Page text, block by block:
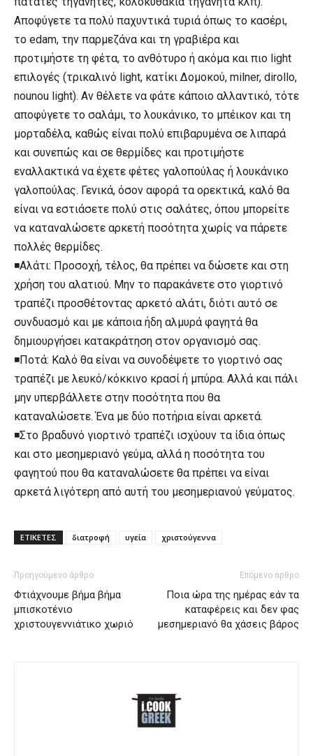
Αποφύγετε τα πολύ παχυντικά τυριά όπως το κασέρι,
το edam, την παρμεζάνα και τη γραβιέρα και
προτιμήστε τη φέτα, το ανθότυρο ή ακόμα και πιο light
επιλογές (τρικαλινό light, κατίκι Δομοκού, milner, dirollo,
nounou light). Αν θέλετε να φάτε κάποιο αλλαντικό, τότε
αποφύγετε το σαλάμι, το λουκάνικο, το μπέικον και τη
μορταδέλα, καθώς είναι πολύ επιβαρυμένα σε λιπαρά
και συνεπώς και σε θερμίδες και προτιμήστε
εναλλακτικά να έχετε φέτες γαλοπούλας ή λουκάνικο
γαλοπούλας. Γενικά, όσον αφορά τα ορεκτικά, καλό θα
είναι να εστιάσετε πολύ στις σαλάτες, όπου μπορείτε
να καταναλώσετε αρκετή ποσότητα χωρίς να πάρετε
πολλές θερμίδες.
◾Αλάτι: Προσοχή, τέλος, θα πρέπει να δώσετε και στη
χρήση του αλατιού. Μην το παρακάνετε στο γιορτινό
τραπέζι προσθέτοντας αρκετό αλάτι, διότι αυτό σε
συνδυασμό και με κάποια ήδη αλμυρά φαγητά θα
δημιουργήσει κατακράτηση στον οργανισμό σας.
◾Ποτά: Καλό θα είναι να συνοδέψετε το γιορτινό σας
τραπέζι με λευκό/κόκκινο κρασί ή μπύρα. Αλλά και πάλι
μην υπερβάλλετε στην ποσότητα που θα
καταναλώσετε. Ένα με δύο ποτήρια είναι αρκετά.
◾Στο βραδυνό γιορτινό τραπέζι ισχύουν τα ίδια όπως
και στο μεσημεριανό γεύμα, αλλά η ποσότητα του
φαγητού που θα καταναλώσετε θα πρέπει να είναι
αρκετά λιγότερη από αυτή του μεσημεριανού γεύματος.
ΕΤΙΚΕΤΕΣ διατροφή υγεία χριστούγεννα
Προηγούμενο άρθρο
Φτιάχνουμε βήμα βήμα
μπισκοτένιο
χριστουγεννιάτικο χωριό
Επόμενο άρθρο
Ποια ώρα της ημέρας εάν τα
καταφέρεις και δεν φας
μεσημεριανό θα χάσεις βάρος